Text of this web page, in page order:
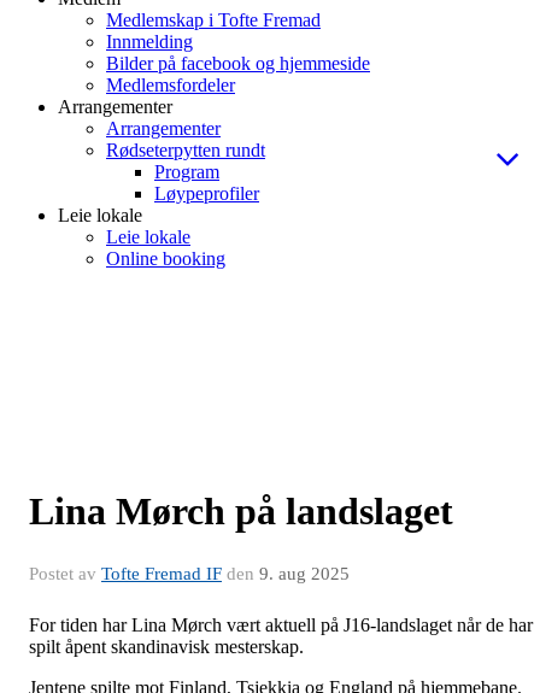
Medlemskap i Tofte Fremad
Innmelding
Bilder på facebook og hjemmeside
Medlemsfordeler
Arrangementer
Arrangementer
Rødseterpytten rundt
Program
Løypeprofiler
Leie lokale
Leie lokale
Online booking
Lina Mørch på landslaget
Postet av Tofte Fremad IF den 9. aug 2025
For tiden har Lina Mørch vært aktuell på J16-landslaget når de har
spilt åpent skandinavisk mesterskap.
Jentene spilte mot Finland, Tsjekkia og England på hjemmebane.